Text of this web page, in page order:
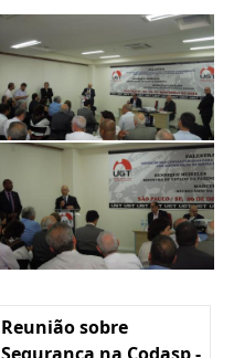
Reunião sobre